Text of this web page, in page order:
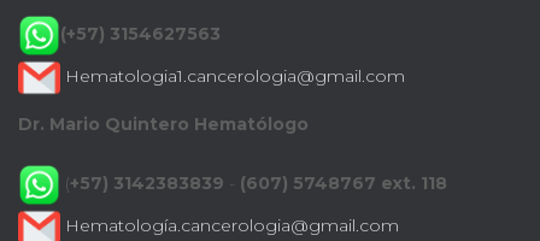
(+57) 3154627563
Hematologia1.cancerologia@gmail.com
Dr. Mario Quintero Hematólogo
(+57) 3142383839 - (607) 5748767 ext. 118
Hematología.cancerologia@gmail.com